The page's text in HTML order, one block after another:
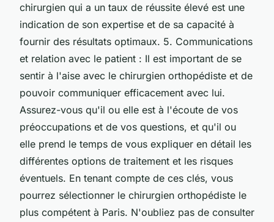
chirurgien qui a un taux de réussite élevé est une
indication de son expertise et de sa capacité à
fournir des résultats optimaux. 5. Communications
et relation avec le patient : Il est important de se
sentir à l'aise avec le chirurgien orthopédiste et de
pouvoir communiquer efficacement avec lui.
Assurez-vous qu'il ou elle est à l'écoute de vos
préoccupations et de vos questions, et qu'il ou
elle prend le temps de vous expliquer en détail les
différentes options de traitement et les risques
éventuels. En tenant compte de ces clés, vous
pourrez sélectionner le chirurgien orthopédiste le
plus compétent à Paris. N'oubliez pas de consulter